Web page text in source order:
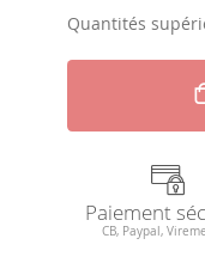
Quantités
Paiement
CB, Paypal,